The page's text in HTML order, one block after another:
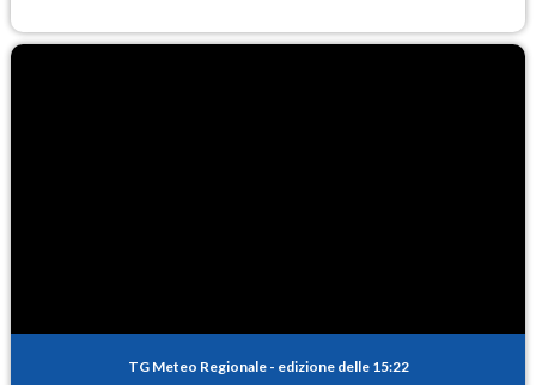
TG Meteo Regionale - edizione delle 15:22